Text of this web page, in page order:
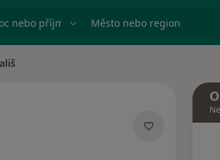
nebo příjmení Město nebo region